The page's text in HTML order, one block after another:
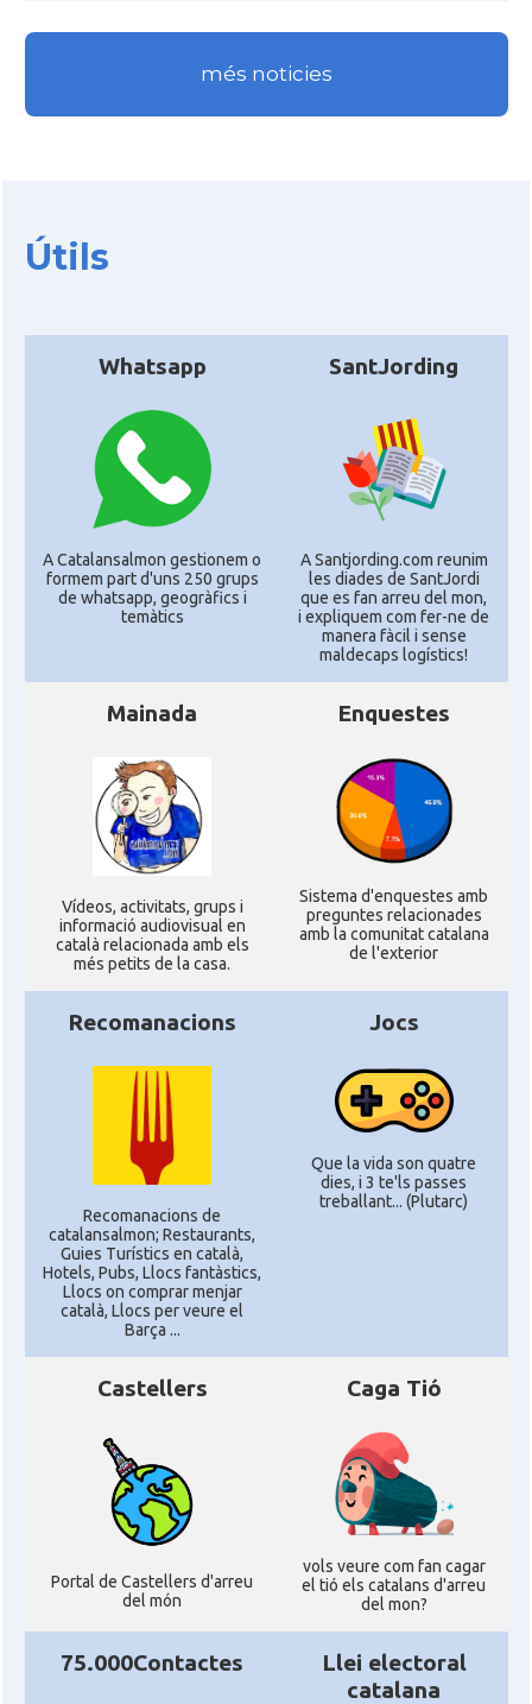
més noticies
Útils
Whatsapp
A Catalansalmon gestionem o
formem part d'uns 250 grups
de whatsapp, geogràfics i
temàtics
SantJording
A Santjording.com reunim
les diades de SantJordi
que es fan arreu del mon,
i expliquem com fer-ne de
manera fàcil i sense
maldecaps logí­stics!
Mainada
Ví­deos, activitats, grups i
informació audiovisual en
català relacionada amb els
més petits de la casa.
Enquestes
Sistema d'enquestes amb
preguntes relacionades
amb la comunitat catalana
de l'exterior
Recomanacions
Recomanacions de
catalansalmon; Restaurants,
Guies Turístics en català,
Hotels, Pubs, Llocs fantàstics,
Llocs on comprar menjar
català, Llocs per veure el
Barça ...
Jocs
Que la vida son quatre
dies, i 3 te'ls passes
treballant... (Plutarc)
Castellers
Portal de Castellers d'arreu
del món
Caga Tió
vols veure com fan cagar
el tió els catalans d'arreu
del mon?
75.000Contactes
Llei electoral
catalana